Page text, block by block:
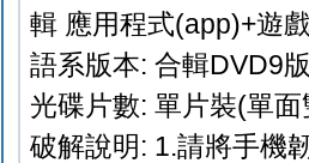
輯 應用程式(app)+遊
語系版本: 合輯DVD9
光碟片數: 單片裝(單
破解說明: 1.請將手機